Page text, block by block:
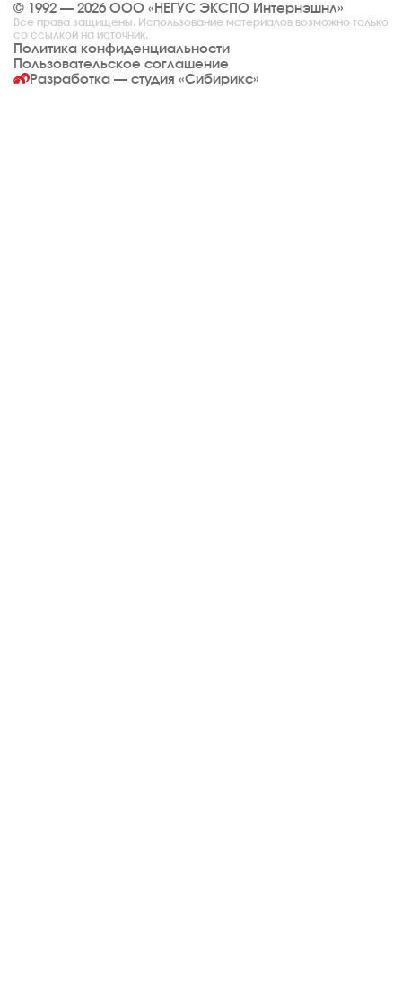
© 1992 — 2026 ООО «НЕГУС ЭКСПО Интернэшнл»
Все права защищены. Использование материалов возможно только
со ссылкой на источник.
Политика конфиденциальности
Пользовательское соглашение
Разработка — студия «Сибирикс»